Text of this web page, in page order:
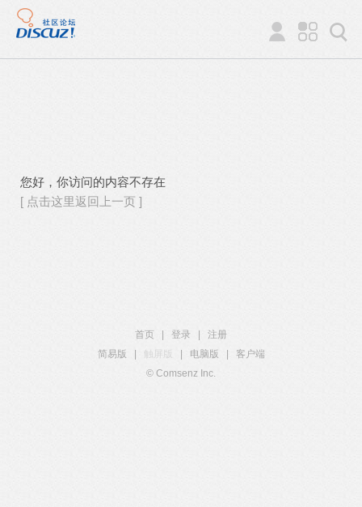
您好，你访问的内容不存在
[ 点击这里返回上一页 ]
首页 登录
注册
简易版
触屏版 电脑版
客户端
© Comsenz Inc.